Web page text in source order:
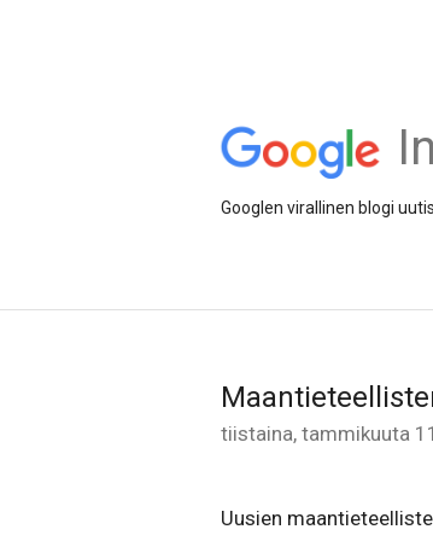
Googlen virallinen blogi
tiistaina, tammikuuta
Uusien